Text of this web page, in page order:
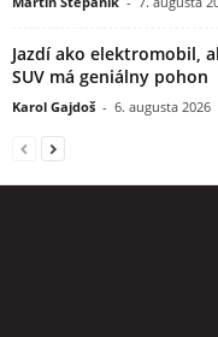
Jazdí ako elektromobil,
SUV má geniálny pohon
Karol Gajdoš - 6. augusta 2026